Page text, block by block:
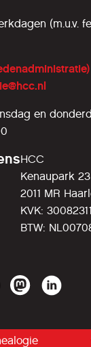
(m.u.v.
en
HCC
Kenaupark 23
2011 MR
KVK: 30082311
BTW: